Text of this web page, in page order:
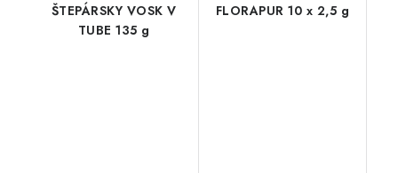
ŠTEPÁRSKY VOSK V
TUBE 135 g
FLORAPUR 10 x 2,5 g